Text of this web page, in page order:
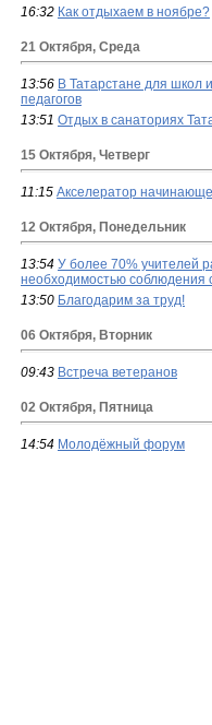
16:32 Как отдыхаем в ноябре?
21 Октября, Среда
13:56 В Татарстане для школ
педагогов
13:51 Отдых в санаториях
15 Октября, Четверг
11:15 Акселератор
12 Октября, Понедельник
13:54 У более 70% учителей
необходимостью соблюдения
13:50 Благодарим за труд!
06 Октября, Вторник
09:43 Встреча ветеранов
02 Октября, Пятница
14:54 Молодёжный форум